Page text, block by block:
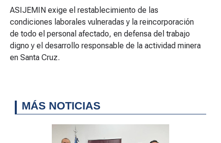
ASIJEMIN exige el restablecimiento de las
condiciones laborales vulneradas y la reincorporación
de todo el personal afectado, en defensa del trabajo
digno y el desarrollo responsable de la actividad minera
en Santa Cruz.
MÁS NOTICIAS